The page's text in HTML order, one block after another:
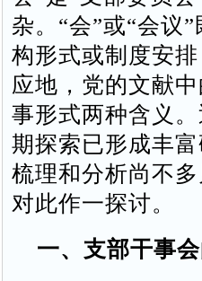
杂。“会”或“会议
构形式或制度安
应地，党的文献
事形式两种含义
期探索已形成丰
梳理和分析尚不
对此作一探讨。
一、支部干事